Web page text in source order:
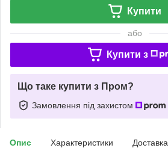
Купити
або
Купити з
Що таке купити з Пром?
Замовлення під захистом
Опис Характеристики Доставка